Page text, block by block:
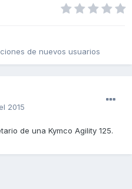
de nuevos usuarios
2015
de una Kymco Agility 125.